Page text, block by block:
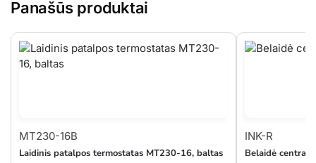
Panašūs produktai
MT230-16B
Laidinis patalpos termostatas MT230-16, baltas
INK-R
Belaidė